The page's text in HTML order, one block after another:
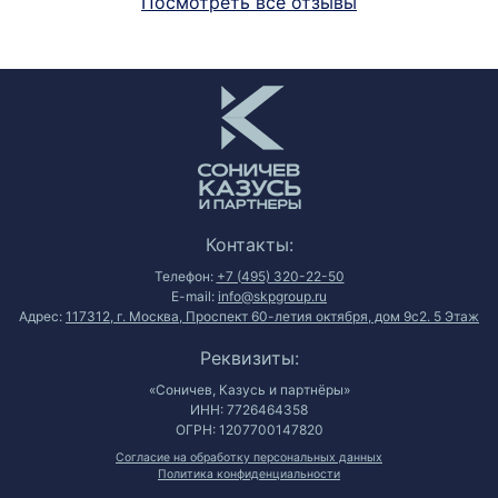
Контакты:
Телефон: +7 (495) 320-22-50
E-mail: info@skpgroup.ru
Адрес: 117312, г. Москва, Проспект 60-летия октября, дом 9с2. 5 Этаж
Реквизиты:
«Соничев, Казусь и партнёры»
ИНН: 7726464358
ОГРН: 1207700147820
Согласие на обработку персональных данных
Политика конфиденциальности